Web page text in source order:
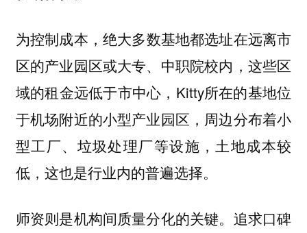
为控制成本， 绝大多数基地都选址在远离市
区的产业园区或大专、中职院校内，这些区
域的租金远低于市中心 ，Kitty所在的基地位
于机场附近的小型产业园区，周边分布着小
型工厂、垃圾处理厂等设施，土地成本较
低，这也是行业内的普遍选择。
师资则是机构间质量分化的关键。追求口碑